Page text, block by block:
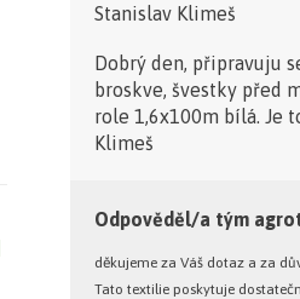
Stanislav Klimeš
Dobrý den, připravuju
broskve, švestky před
role 1,6x100m bílá. Je
Klimeš
Odpověděl/a tým
děkujeme za Váš dotaz a za
Tato textilie poskytuje